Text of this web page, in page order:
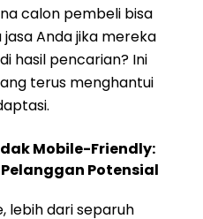
calon pembeli bisa
Anda jika mereka
hasil pencarian? Ini
terus menghantui
Mobile-Friendly:
Potensial
lebih dari separuh